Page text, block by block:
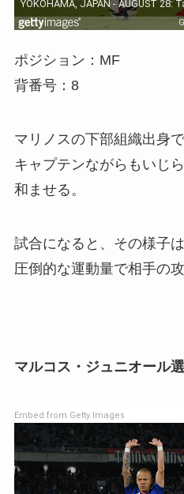
ポジション：MF
背番号：8
マリノスの下部組織出身
キャプテンながらもいじ
和ませる。
試合になると、その様子は
圧倒的な運動量で相手の
マルコス・ジュニオール
Embed from Getty Images